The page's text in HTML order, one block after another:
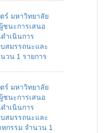
ร์ มหาวิทยาลัย
ชนะการเสนอ
ำเนินการ
สมรรถนะและ
วน 1 รายการ
ร์ มหาวิทยาลัย
ชนะการเสนอ
ำเนินการ
สมรรถนะและ
กรรม จำนวน 1